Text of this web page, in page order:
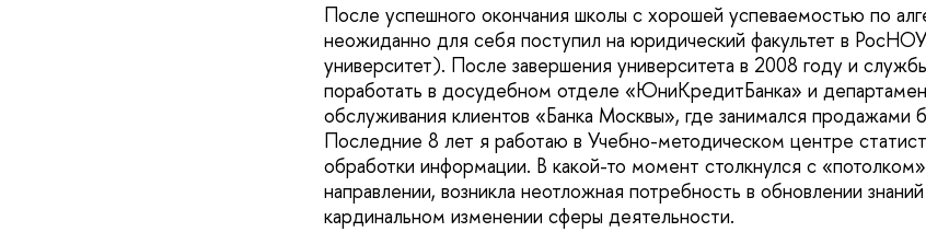
После успешного окончания школы с хорошей успеваемостью по
неожиданно для себя поступил на юридический факультет в
университет). После завершения университета в 2008 году и
поработать в досудебном отделе «ЮниКредитБанка» и
обслуживания клиентов «Банка Москвы», где занимался продажами
Последние 8 лет я работаю в Учебно-методическом центре
обработки информации. В какой-то момент столкнулся с
направлении, возникла неотложная потребность в обновлении
кардинальном изменении сферы деятельности.